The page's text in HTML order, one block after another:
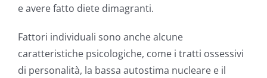
e avere fatto diete dimagranti.
Fattori individuali sono anche alcune
caratteristiche psicologiche, come i tratti ossessivi
di personalità, la bassa autostima nucleare e il